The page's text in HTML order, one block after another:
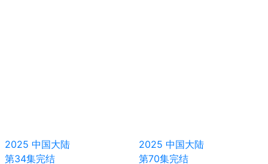
2025 中国大陆
第34集完结
2025 中国大陆
第70集完结